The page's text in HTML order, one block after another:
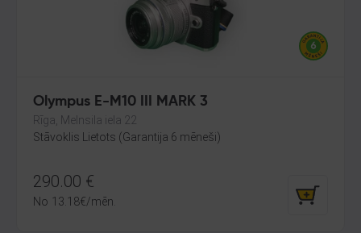
Olympus E-M10 III MARK 3
Rīga, Melnsila iela 22
Stāvoklis Lietots (Garantija 6 mēneši)
290.00 €
No 13.18€/mēn.